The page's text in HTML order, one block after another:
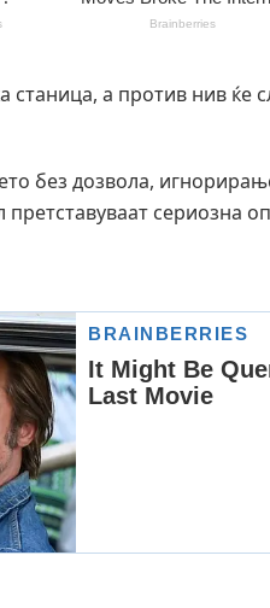
а против нив ќе
без дозвола,
сериозна